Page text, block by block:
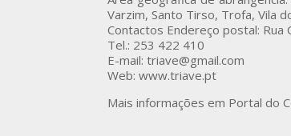
Varzim, Santo Tirso, Trofa, Vila
Contactos Endereço postal: Rua
Tel.: 253 422 410
E-mail: triave@gmail.com
Web: www.triave.pt
Mais informações em Portal do